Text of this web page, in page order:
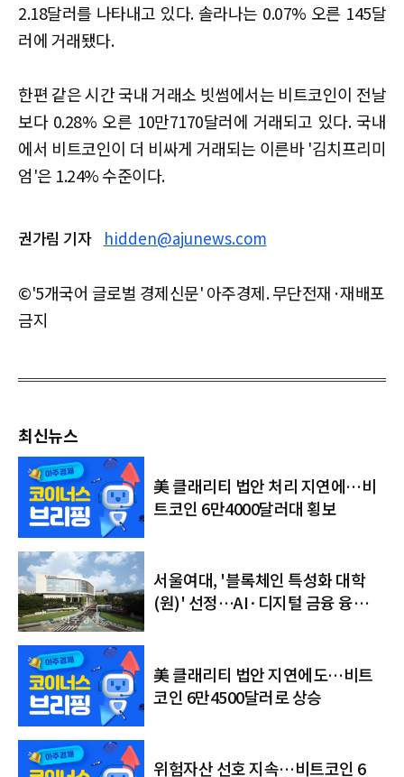
2.18달러를 나타내고 있다. 솔라나는 0.07% 오른 145달
러에 거래됐다.
한편 같은 시간 국내 거래소 빗썸에서는 비트코인이 전날
보다 0.28% 오른 10만7170달러에 거래되고 있다. 국내
에서 비트코인이 더 비싸게 거래되는 이른바 '김치프리미
엄'은 1.24% 수준이다.
권가림 기자 hidden@ajunews.com
©'5개국어 글로벌 경제신문' 아주경제. 무단전재·재배포
금지
최신뉴스
美 클래리티 법안 처리 지연에…비
트코인 6만4000달러대 횡보
서울여대, '블록체인 특성화 대학
(원)' 선정…AI·디지털 금융 융합
美 클래리티 법안 지연에도…비트
코인 6만4500달러로 상승
위험자산 선호 지속…비트코인 6